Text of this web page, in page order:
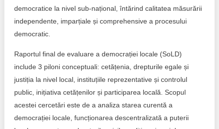
Notes & positions
Announcements
IDIS International Advisory Board
National Business Agenda
Democratic process
15 minutes of economic realism
Hybrid power
EU-STRAT bulletin
Transparency of state – owned enterprises
democratice la nivel sub-național, întărind calitatea măsurării
independente, imparțiale și comprehensive a procesului
democratic.
Raportul final de evaluare a democrației locale (SoLD)
include 3 piloni conceptuali: cetățenia, drepturile egale și
justiția la nivel local, instituțiile reprezentative și controlul
public, inițiativa cetățenilor și participarea locală. Scopul
acestei cercetări este de a analiza starea curentă a
democrației locale, funcționarea descentralizată a puterii